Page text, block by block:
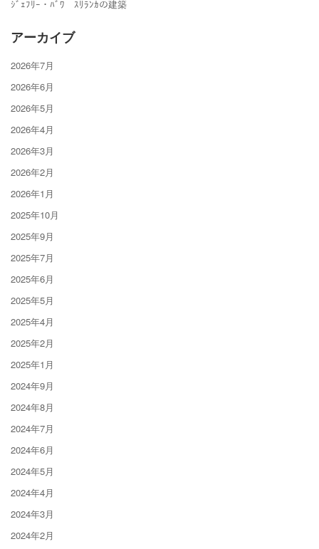
ｼﾞｪﾌﾘｰ・ﾊﾞﾜ ｽﾘﾗﾝｶの建築
アーカイブ
2026年7月
2026年6月
2026年5月
2026年4月
2026年3月
2026年2月
2026年1月
2025年10月
2025年9月
2025年7月
2025年6月
2025年5月
2025年4月
2025年2月
2025年1月
2024年9月
2024年8月
2024年7月
2024年6月
2024年5月
2024年4月
2024年3月
2024年2月